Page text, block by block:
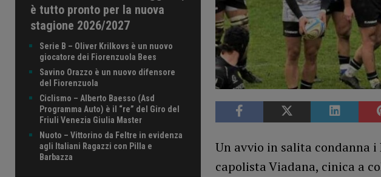
Un avvio in salita condanna
capolista Viadana, cinica a
è tutto pronto per la nuova
stagione 2026/2027
Serie B – Oliver Krilkovs è un nuovo
giocatore dei Fiorenzuola Bees
Savino Orazzo è un nuovo difensore
del Fiorenzuola
Ciclismo – Alberto Baesso (Asd
Programma Auto) è il “re” del Giro del
Friuli Venezia Giulia Master
Nuoto – Vittorino da Feltre in evidenza
agli Italiani Ragazzi con Pilla e
Barbazza